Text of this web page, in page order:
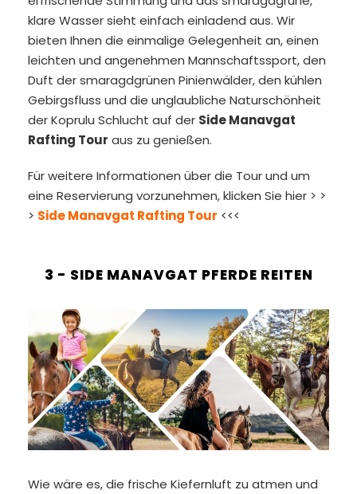
klare Wasser sieht einfach einladend aus. Wir
bieten Ihnen die einmalige Gelegenheit an, einen
leichten und angenehmen Mannschaftssport, den
Duft der smaragdgrünen Pinienwälder, den kühlen
Gebirgsfluss und die unglaubliche Naturschönheit
der Koprulu Schlucht auf der Side Manavgat
Rafting Tour aus zu genießen.
Für weitere Informationen über die Tour und um
eine Reservierung vorzunehmen, klicken Sie hier > >
> Side Manavgat Rafting Tour <<<
3 - SIDE MANAVGAT PFERDE REITEN
Wie wäre es, die frische Kiefernluft zu atmen und